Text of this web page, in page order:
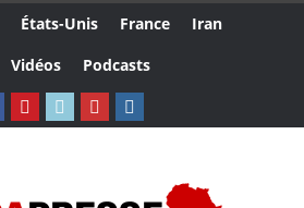
États-Unis France
Iran
Vidéos Podcasts